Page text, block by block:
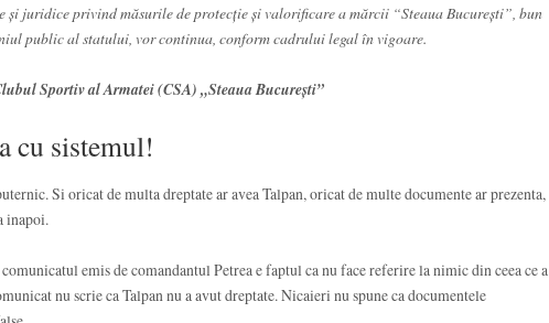
și juridice privind măsurile de protecție și valorificare a mărcii “Steaua Bucureşti”, bun
public al statului, vor continua, conform cadrului legal în vigoare.
Sportiv al Armatei (CSA) „Steaua Bucureşti”
cu sistemul!
Si oricat de multa dreptate ar avea Talpan, oricat de multe documente ar prezenta,
inapoi.
emis de comandantul Petrea e faptul ca nu face referire la nimic din ceea ce a
nu scrie ca Talpan nu a avut dreptate. Nicaieri nu spune ca documentele